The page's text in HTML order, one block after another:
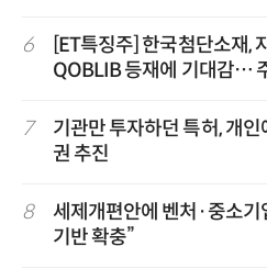
6
[ET특징주] 한국첨단소재,
QOBLIB 등재에 기대감…
7
기관만 투자하던 특허, 개
권 추진
8
세제개편안에 벤처·중소
기반 확충”